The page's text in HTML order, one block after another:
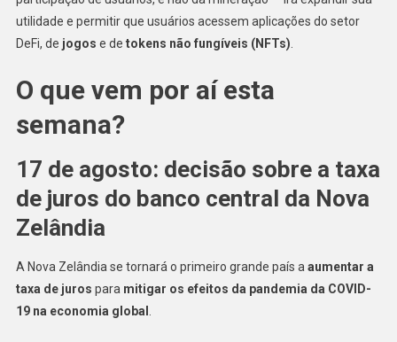
utilidade e permitir que usuários acessem aplicações do setor
DeFi, de jogos e de tokens não fungíveis (NFTs)
O que vem por aí esta
semana?
17 de agosto: decisão sobre a taxa
de juros do banco central da Nova
Zelândia
A Nova Zelândia se tornará o primeiro grande país a aumentar a
taxa de juros para mitigar os efeitos da pandemia da COVID-
19 na economia global